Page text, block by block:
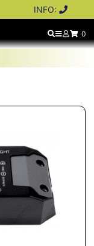
INFO:
0